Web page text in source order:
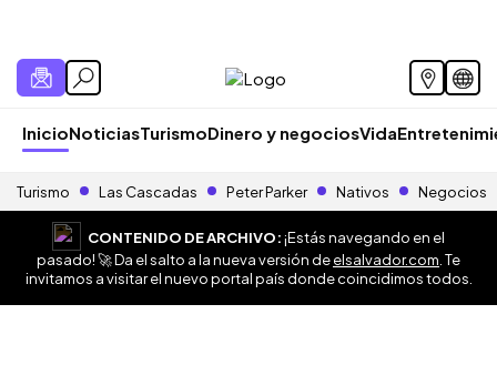
InicioNoticiasTurismoDinero y negociosVida
Turismo Las Cascadas Peter Parker Nativos Negocios
CONTENIDO DE ARCHIVO:¡Estás navegando en el
pasado! 🚀 Da el salto a la nueva versión deelsalvador.com . Te
invitamos a visitar el nuevo portal país donde coincidimos todos.